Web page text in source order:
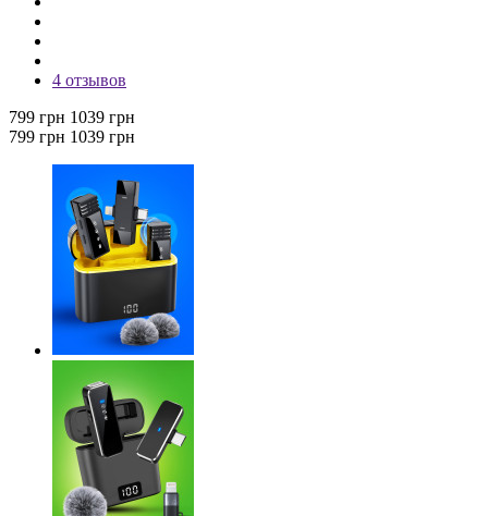
4 отзывов
799 грн 1039 грн
799 грн 1039 грн